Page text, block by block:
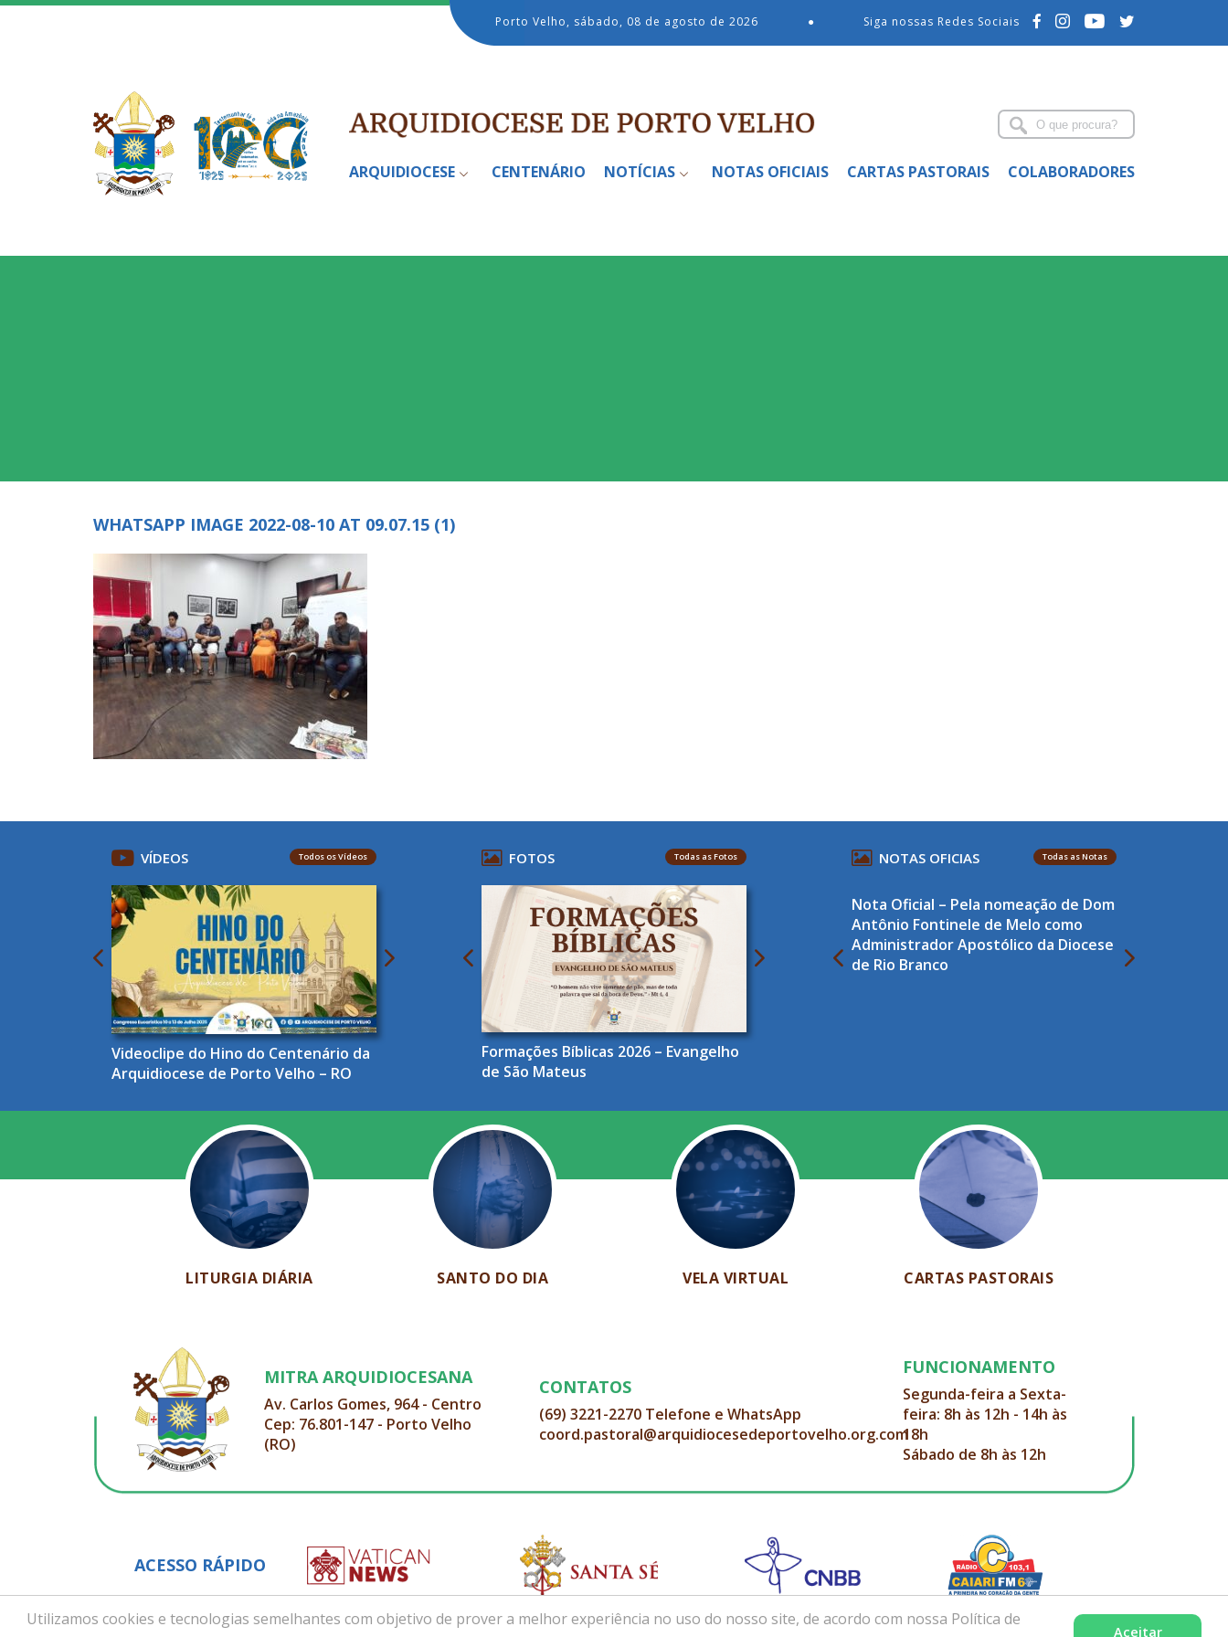
Utilizamos cookies e tecnologias semelhantes com objetivo de prover a melhor experiência no uso do nosso site, de acordo com nossa Política de
Aceitar
Porto Velho, sábado, 08 de agosto de 2026 ● Siga nossas Redes Sociais
ARQUIDIOCESE CENTENÁRIO NOTÍCIAS NOTAS OFICIAIS CARTAS PASTORAIS COLABORADORES
WHATSAPP IMAGE 2022-08-10 AT 09.07.15 (1)
VÍDEOS Todos os Vídeos
Videoclipe do Hino do Centenário da
Arquidiocese de Porto Velho – RO
FOTOS Todas as Fotos
Formações Bíblicas 2026 – Evangelho
de São Mateus
NOTAS OFICIAS Todas as Notas
Nota Oficial – Pela nomeação de Dom
Antônio Fontinele de Melo como
Administrador Apostólico da Diocese
de Rio Branco
LITURGIA DIÁRIA SANTO DO DIA VELA VIRTUAL CARTAS PASTORAIS
MITRA ARQUIDIOCESANA
Av. Carlos Gomes, 964 - Centro
Cep: 76.801-147 - Porto Velho
(RO)
CONTATOS
(69) 3221-2270 Telefone e WhatsApp
coord.pastoral@arquidiocesedeportovelho.org.com
FUNCIONAMENTO
Segunda-feira a Sexta-
feira: 8h às 12h - 14h às
18h
Sábado de 8h às 12h
ACESSO RÁPIDO